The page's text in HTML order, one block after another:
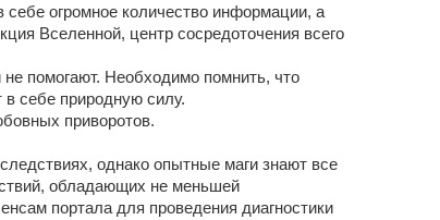
огромное количество информации, а
Вселенной, центр сосредоточения всего
помогают. Необходимо помнить, что
в себе природную силу.
приворотов.
однако опытные маги знают все
обладающих не меньшей
портала для проведения диагностики